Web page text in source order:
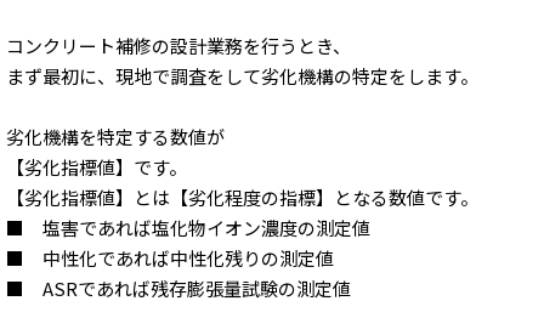
コンクリート補修の設計業務を行うとき、
まず最初に、現地で調査をして劣化機構の特定をします。
劣化機構を特定する数値が
【劣化指標値】です。
【劣化指標値】とは【劣化程度の指標】となる数値です。
■ 塩害であれば塩化物イオン濃度の測定値
■ 中性化であれば中性化残りの測定値
■ ASRであれば残存膨張量試験の測定値